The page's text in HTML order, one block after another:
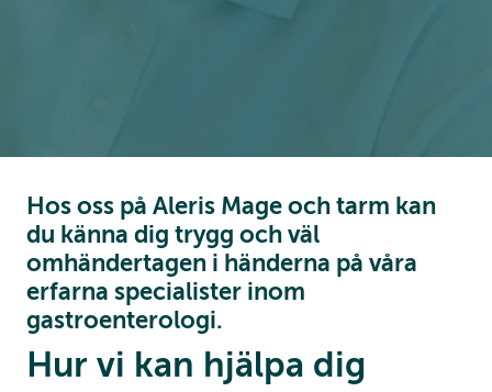
Hos oss på Aleris Mage och tarm kan
du känna dig trygg och väl
omhändertagen i händerna på våra
erfarna specialister inom
gastroenterologi.
Hur vi kan hjälpa dig